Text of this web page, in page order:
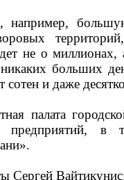
например,
не о миллионах,
больших
сотен и даже
палата
предприятий, в
Сергей